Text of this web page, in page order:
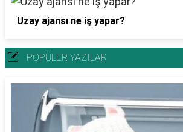
Uzay ajansı ne iş yapar?
POPÜLER YAZILAR